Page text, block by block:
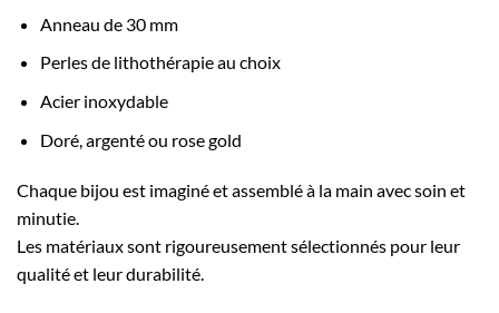
Anneau de 30 mm
Perles de lithothérapie au choix
Acier inoxydable
Doré, argenté ou rose gold
Chaque bijou est imaginé et assemblé à la main avec soin et
minutie.
Les matériaux sont rigoureusement sélectionnés pour leur
qualité et leur durabilité.